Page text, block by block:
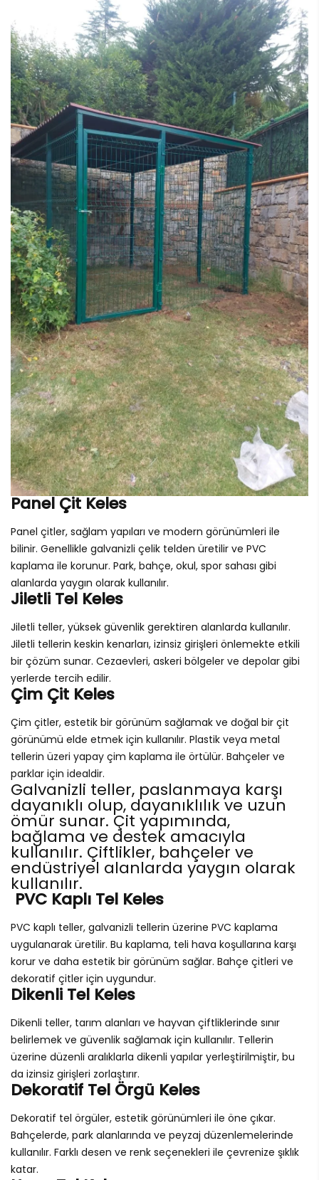
Panel Çit Keles
Panel çitler, sağlam yapıları ve modern görünümleri ile
bilinir. Genellikle galvanizli çelik telden üretilir ve PVC
kaplama ile korunur. Park, bahçe, okul, spor sahası gibi
alanlarda yaygın olarak kullanılır.
Jiletli Tel Keles
Jiletli teller, yüksek güvenlik gerektiren alanlarda kullanılır.
Jiletli tellerin keskin kenarları, izinsiz girişleri önlemekte etkili
bir çözüm sunar. Cezaevleri, askeri bölgeler ve depolar gibi
yerlerde tercih edilir.
Çim Çit Keles
Çim çitler, estetik bir görünüm sağlamak ve doğal bir çit
görünümü elde etmek için kullanılır. Plastik veya metal
tellerin üzeri yapay çim kaplama ile örtülür. Bahçeler ve
parklar için idealdir.
Galvanizli teller, paslanmaya karşı
dayanıklı olup, dayanıklılık ve uzun
ömür sunar. Çit yapımında,
bağlama ve destek amacıyla
kullanılır. Çiftlikler, bahçeler ve
endüstriyel alanlarda yaygın olarak
kullanılır.
PVC Kaplı Tel Keles
PVC kaplı teller, galvanizli tellerin üzerine PVC kaplama
uygulanarak üretilir. Bu kaplama, teli hava koşullarına karşı
korur ve daha estetik bir görünüm sağlar. Bahçe çitleri ve
dekoratif çitler için uygundur.
Dikenli Tel Keles
Dikenli teller, tarım alanları ve hayvan çiftliklerinde sınır
belirlemek ve güvenlik sağlamak için kullanılır. Tellerin
üzerine düzenli aralıklarla dikenli yapılar yerleştirilmiştir, bu
da izinsiz girişleri zorlaştırır.
Dekoratif Tel Örgü Keles
Dekoratif tel örgüler, estetik görünümleri ile öne çıkar.
Bahçelerde, park alanlarında ve peyzaj düzenlemelerinde
kullanılır. Farklı desen ve renk seçenekleri ile çevrenize şıklık
katar.